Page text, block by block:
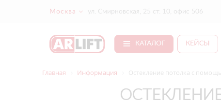
Москва ул. Смирновская, 25 ст. 10, офис 506
КАТАЛОГ КЕЙСЫ
Главная Информация Остекление потолка с